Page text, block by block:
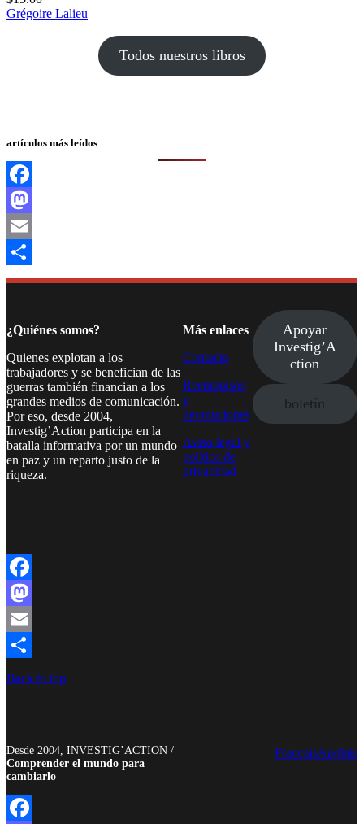
Grégoire Lalieu
Todos nuestros libros
artículos más leídos
Facebook
Mastodon
Email
Compartir
¿Quiénes somos?
Quienes explotan a los
trabajadores y se benefician de las
guerras también financian a los
grandes medios de comunicación.
Por eso, desde 2004,
Investig’Action participa en la
batalla informativa por un mundo
en paz y un reparto justo de la
riqueza.
Más enlaces
Contacto
Reembolsos
y
devoluciones
Aviso legal y
política de
privacidad
Apoyar
Investig’A
ction
boletín
Facebook
Mastodon
Email
Compartir
Back to top
Desde 2004, INVESTIG’ACTION /
Comprender el mundo para
cambiarlo
FrançaisAnglais